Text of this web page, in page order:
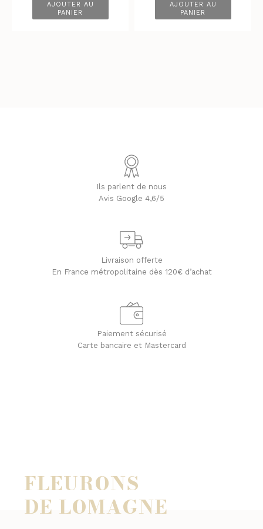
AJOUTER AU
PANIER
AJOUTER AU
PANIER
Ils parlent de nous
Avis Google 4,6/5
Livraison offerte
En France métropolitaine dès 120€ d’achat
Paiement sécurisé
Carte bancaire et Mastercard
FLEURONS
DE LOMAGNE